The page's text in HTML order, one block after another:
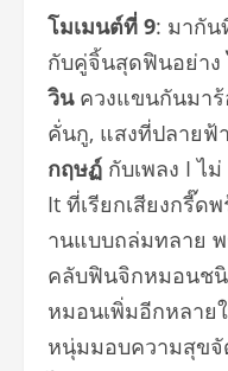
โมเมนต์ที่ 9: มากัน
กับคู่จิ้นสุดฟินอย่าง
วินควงแขนกันมาร้
คั่นกู, แสงที่ปลายฟ้
กฤษฏ์ กับเพลง Iไม่
It ที่เรียกเสียงกรี๊ดพ
านแบบถล่มทลาย พ
คลับฟินจิกหมอนชนิ
หมอนเพิ่มอีกหลาย
หนุ่มมอบความสุขจั